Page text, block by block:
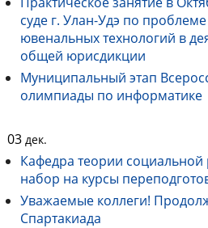
суде г. Улан-Удэ по
ювенальных технологий в
общей юрисдикции
Муниципальный этап
олимпиады по информатике
03 дек.
Кафедра теории
набор на курсы
Уважаемые коллеги!
Спартакиада